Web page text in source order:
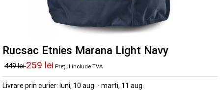
Rucsac Etnies Marana Light Navy
449 lei259 lei Prețul include TVA
Livrare prin curier: luni, 10 aug. - marti, 11 aug.